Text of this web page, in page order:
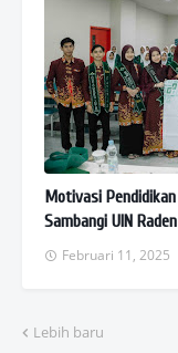
Motivasi
Sambangi UIN
Februari 11, 2025
Lebih baru